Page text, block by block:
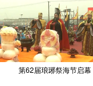
第62届琅琊祭海节启幕